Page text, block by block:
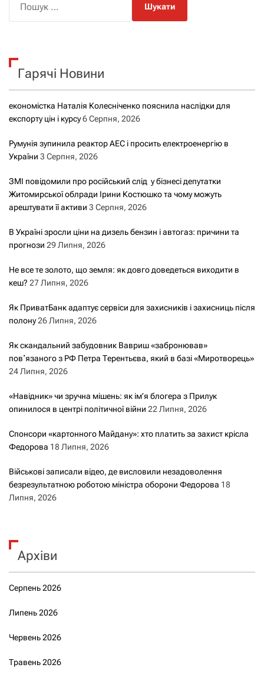
к
Гарячі Новини
економістка Наталія Колесніченко пояснила наслідки для
експорту цін і курсу6 Серпня, 2026
Румунія зупинила реактор АЕС і просить електроенергію в
України 3 Серпня, 2026
ЗМІ повідомили про російський слід у бізнесі депутатки
Житомирської облради Ірини Костюшко та чому можуть
арештувати її активи 3 Серпня, 2026
В Україні зросли ціни на дизель бензин і автогаз: причини та
прогнози 29 Липня, 2026
Не все те золото, що земля: як довго доведеться виходити в
кеш? 27 Липня, 2026
Як ПриватБанк адаптує сервіси для захисників і захисниць після
полону26 Липня, 2026
Як скандальний забудовник Вавриш «забронював»
повʼязаного з РФ Петра Терентьєва, який в базі «Миротворець»
24 Липня, 2026
«Навідник» чи зручна мішень: як ім’я блогера з Прилук
опинилося в центрі політичної війни 22 Липня, 2026
Спонсори «картонного Майдану»: хто платить за захист крісла
Федорова 18 Липня, 2026
Військові записали відео, де висловили незадоволення
безрезультатною роботою міністра оборони Федорова 18
Липня, 2026
Архіви
Серпень 2026
Липень 2026
Червень 2026
Травень 2026